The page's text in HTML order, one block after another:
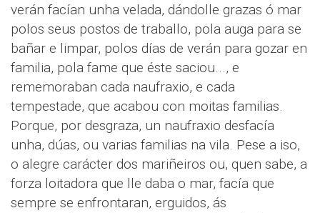
verán facían unha velada, dándolle grazas ó mar
polos seus postos de traballo, pola auga para se
bañar e limpar, polos días de verán para gozar en
familia, pola fame que éste saciou..., e
rememoraban cada naufraxio, e cada
tempestade, que acabou con moitas familias.
Porque, por desgraza, un naufraxio desfacía
unha, dúas, ou varias familias na vila. Pese a iso,
o alegre carácter dos mariñeiros ou, quen sabe, a
forza loitadora que lle daba o mar, facía que
sempre se enfrontaran, erguidos, ás